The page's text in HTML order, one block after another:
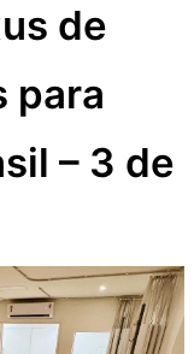
de
para
– 3 de